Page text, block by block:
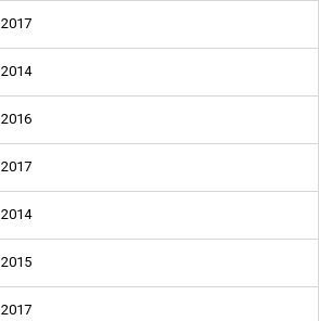
2017
2014
2016
2017
2014
2015
2017